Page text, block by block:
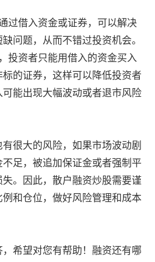
过借入资金或证券，可以解决
问题，从而不错过投资机会。
投资者只能用借入的资金买入
的证券，这样可以降低投资者
能出现大幅波动或者退市风险
很大的风险，如果市场波动剧
足，被追加保证金或者强制平
。因此，散户融资炒股需要谨
和仓位，做好风险管理和成本
希望对您有帮助！融资还有哪